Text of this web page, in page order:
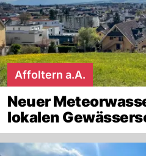
Affoltern a.A.
Neuer
lokalen